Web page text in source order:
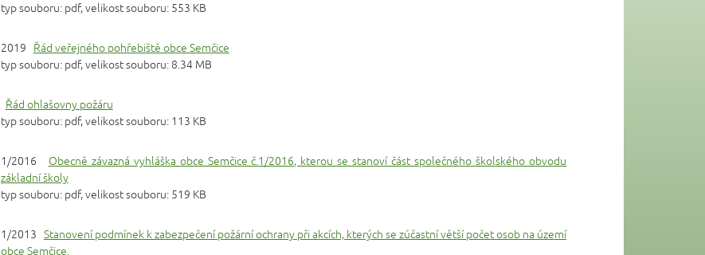
typ souboru: pdf, velikost souboru: 553 KB
2019 Řád veřejného pohřebiště obce Semčice
typ souboru: pdf, velikost souboru: 8.34 MB
Řád ohlašovny požáru
typ souboru: pdf, velikost souboru: 113 KB
1/2016 Obecně závazná vyhláška obce Semčice č.1/2016, kterou se stanoví část společného školského obvodu
základní školy
typ souboru: pdf, velikost souboru: 519 KB
1/2013 Stanovení podmínek k zabezpečení požární ochrany při akcích, kterých se zúčastní větší počet osob na území
obce Semčice.